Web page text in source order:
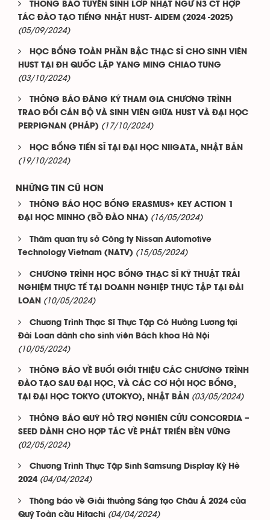
THÔNG BÁO TUYỂN SINH LỚP NHẬT NGỮ N3 CT HỢP
TÁC ĐÀO TẠO TIẾNG NHẬT HUST- AIDEM (2024 -2025)
(05/09/2024)
HỌC BỔNG TOÀN PHẦN BẬC THẠC SĨ CHO SINH VIÊN
HUST TẠI ĐH QUỐC LẬP YANG MING CHIAO TUNG
(03/10/2024)
THÔNG BÁO ĐĂNG KÝ THAM GIA CHƯƠNG TRÌNH
TRAO ĐỔI CÁN BỘ VÀ SINH VIÊN GIỮA HUST VÀ ĐẠI HỌC
PERPIGNAN (PHÁP) (17/10/2024)
HỌC BỔNG TIẾN SĨ TẠI ĐẠI HỌC NIIGATA, NHẬT BẢN
(19/10/2024)
NHỮNG TIN CŨ HƠN
THÔNG BÁO HỌC BỔNG ERASMUS+ KEY ACTION 1
ĐẠI HỌC MINHO (BỒ ĐÀO NHA) (16/05/2024)
Thăm quan trụ sở Công ty Nissan Automotive
Technology Vietnam (NATV) (15/05/2024)
CHƯƠNG TRÌNH HỌC BỔNG THẠC SĨ KỸ THUẬT TRẢI
NGHIỆM THỰC TẾ TẠI DOANH NGHIỆP THỰC TẬP TẠI ĐÀI
LOAN
(10/05/2024)
Chương Trình Thạc Sĩ Thực Tập Có Hưởng Lương tại
Đài Loan dành cho sinh viên Bách khoa Hà Nội
(10/05/2024)
THÔNG BÁO VỀ BUỔI GIỚI THIỆU CÁC CHƯƠNG TRÌNH
ĐÀO TẠO SAU ĐẠI HỌC, VÀ CÁC CƠ HỘI HỌC BỔNG,
TẠI ĐẠI HỌC TOKYO (UTOKYO), NHẬT BẢN
(03/05/2024)
THÔNG BÁO QUỸ HỖ TRỢ NGHIÊN CỨU CONCORDIA –
SEED DÀNH CHO HỢP TÁC VỀ PHÁT TRIỂN BỀN VỮNG
(02/05/2024)
Chương Trình Thực Tập Sinh Samsung Display Kỳ Hè
2024 (04/04/2024)
Thông báo về Giải thưởng Sáng tạo Châu Á 2024 của
Quỹ Toàn cầu Hitachi (04/04/2024)